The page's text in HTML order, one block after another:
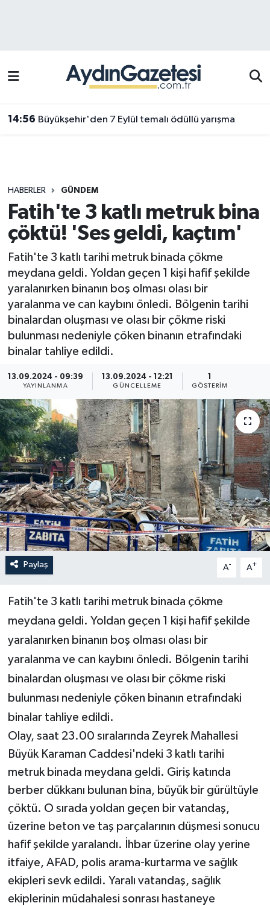
14:56 Büyükşehir'den 7 Eylül temalı ödüllü yarışma
HABERLER GÜNDEM
Fatih'te 3 katlı metruk bina
çöktü! 'Ses geldi, kaçtım'
Fatih'te 3 katlı tarihi metruk binada çökme
meydana geldi. Yoldan geçen 1 kişi hafif şekilde
yaralanırken binanın boş olması olası bir
yaralanma ve can kaybını önledi. Bölgenin tarihi
binalardan oluşması ve olası bir çökme riski
bulunması nedeniyle çöken binanın etrafındaki
binalar tahliye edildi.
13.09.2024 - 09:39
YAYINLANMA
13.09.2024 - 12:21
GÜNCELLEME GÖSTERIM
Paylaş A- A+
Fatih'te 3 katlı tarihi metruk binada çökme
meydana geldi. Yoldan geçen 1 kişi hafif şekilde
yaralanırken binanın boş olması olası bir
yaralanma ve can kaybını önledi. Bölgenin tarihi
binalardan oluşması ve olası bir çökme riski
bulunması nedeniyle çöken binanın etrafındaki
binalar tahliye edildi.
Olay, saat 23.00 sıralarında Zeyrek Mahallesi
Büyük Karaman Caddesi'ndeki 3 katlı tarihi
metruk binada meydana geldi. Giriş katında
berber dükkanı bulunan bina, büyük bir gürültüyle
çöktü. O sırada yoldan geçen bir vatandaş,
üzerine beton ve taş parçalarının düşmesi sonucu
hafif şekilde yaralandı. İhbar üzerine olay yerine
itfaiye, AFAD, polis arama-kurtarma ve sağlık
ekipleri sevk edildi. Yaralı vatandaş, sağlık
ekiplerinin müdahalesi sonrası hastaneye
Efeler Trafik Yoğunluk Haritası
Süper Lig Puan Durumu ve Fikstür